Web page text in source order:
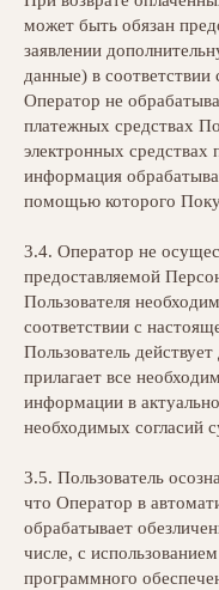
может быть обязан
заявлении
данные) в соответствии
Оператор не
платежных средствах
электронных средствах
информация
помощью которого
3.4. Оператор не
предоставляемой
Пользователя
соответствии с
Пользователь
прилагает все
информации в
необходимых согласий
3.5. Пользователь
что Оператор в
обрабатывает
числе, с
программного